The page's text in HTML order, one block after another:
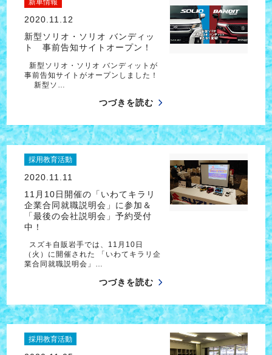
新車情報
2020.11.12
新型ソリオ・ソリオ バンディッ
ト 事前告知サイトオープン！
新型ソリオ・ソリオ バンディットが
事前告知サイトがオープンしました！
新型ソ…
つづきを読む
採用教育活動
2020.11.11
11月10日開催の「いわてキラリ
企業合同就職説明会」に参加＆
「最後の会社説明会」予約受付
中！
スズキ自販岩手では、11月10日
（火）に開催された 「いわてキラリ企
業合同就職説明会」…
つづきを読む
採用教育活動